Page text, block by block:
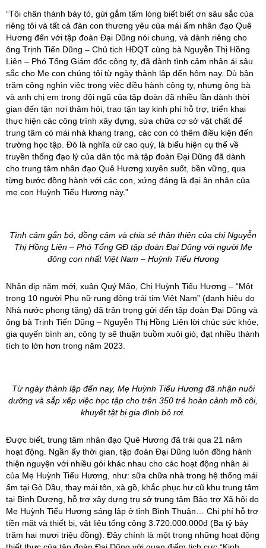
“Tôi chân thành bày tỏ, gửi gắm tấm lòng biết biết ơn sâu sắc của
riêng tôi và tất cả đàn con thương yêu của mái ấm nhân đạo Quê
Hương đến với tập đoàn Đại Dũng nói chung, và dành riêng cho
ông Trịnh Tiến Dũng – Chủ tịch HĐQT cùng bà Nguyễn Thị Hồng
Liên – Phó Tổng Giám đốc công ty, đã dành tình cảm nhân ái sâu
sắc cho Mẹ con chúng tôi từ ngày thành lập đến hôm nay. Dù bận
trăm công nghìn việc trong việc điều hành công ty, nhưng ông bà
và anh chị em trong đội ngũ của tập đoàn đã nhiều lần dành thời
gian đến tận nơi thăm hỏi, trao tận tay kinh phí hỗ trợ, triển khai
thực hiện các công trình xây dựng, sửa chữa cơ sở vật chất để
trung tâm có mái nhà khang trang, các con có thêm điều kiện đến
trường học tập. Đó là nghĩa cử cao quý, là biểu hiện cụ thể về
truyền thống đạo lý của dân tộc mà tập đoàn Đại Dũng đã dành
cho trung tâm nhân đạo Quê Hương xuyên suốt, bền vững, qua
từng bước đồng hành với các con, xứng đáng là đại ân nhân của
mẹ con Huỳnh Tiểu Hương này.”
Tình cảm gắn bó, đồng cảm và chia sẻ thân thiên của chị Nguyễn
Thị Hồng Liên – Phó Tổng GĐ tập đoàn Đại Dũng với người Mẹ
đông con nhất Việt Nam – Huỳnh Tiểu Hương
Nhân dịp năm mới, xuân Quý Mão, Chị Huỳnh Tiểu Hương – “Một
trong 10 người Phụ nữ rung động trái tim Việt Nam” (danh hiệu do
Nhà nước phong tặng) đã trân trọng gửi đến tập đoàn Đại Dũng và
ông bà Trịnh Tiến Dũng – Nguyễn Thị Hồng Liên lời chúc sức khỏe,
gia quyến bình an, công ty sẽ thuận buồm xuôi gió, đạt nhiều thành
tích to lớn hơn trong năm 2023.
Từ ngày thành lập đến nay, Mẹ Huỳnh Tiểu Hương đã nhận nuôi
dưỡng và sắp xếp việc học tập cho trên 350 trẻ hoàn cảnh mồ côi,
khuyết tật bị gia đình bỏ rơi.
Được biết, trung tâm nhân đạo Quê Hương đã trải qua 21 năm
hoạt động. Ngần ấy thời gian, tập đoàn Đại Dũng luôn đồng hành
thiện nguyện với nhiều gói khác nhau cho các hoạt động nhân ái
của Mẹ Huỳnh Tiểu Hương, như: sữa chữa nhà trong hệ thống mái
ấm tại Gò Dầu, thay mái tôn, xà gồ, khắc phục hư cũ khu trung tâm
tại Bình Dương, hỗ trợ xây dựng trụ sở trung tâm Bảo trợ Xã hôi do
Mẹ Huỳnh Tiểu Hương sáng lập ở tỉnh Bình Thuận… Chi phí hỗ trợ
tiền mặt và thiết bị, vật liệu tổng cộng 3.720.000.000đ (Ba tỷ bảy
trăm hai mươi triệu đồng). Đây chính là một trong những hoạt động